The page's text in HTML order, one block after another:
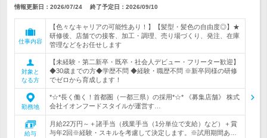
情報更新日：2026/07/24 終了予定日： 2026/09/10
仕事内容
【色々なキャリアの可能性あり！】【髪型・髪色の自由度◎】★
研修後、店舗での接客、加工・調理、売り場づくり、発注、在庫
管理などをお任せします
対象と
なる方
【未経験・第二新卒・既卒・社会人デビュー・フリーター歓迎】
◆30歳までの方◆学歴不問 ◆経験・職歴不問 ※新卒同様の研修
でゼロから育成します！
勤務地
*☆*長く働く！首都圏（一都三県）の採用*☆* 《募集店舗》 株式
会社イオンフードスタイルが運営す…
給与
月給22万円～＋諸手当（残業手当（1分単位で支給）など）＋賞
与年2回※経験・スキルを考慮して決定します。※試用期間あ…